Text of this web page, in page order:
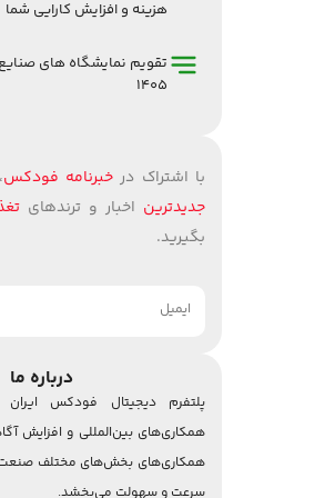
هزینه و افزایش کارایی شما
۱۴۰۵
با اشتراک در خبرنامه فودکس
جدیدترین اخبار و ترندهای
بگیرید.
درباره ما
پلتفرم دیجیتال فودکس
همکاری‌های بین‌المللی و افزایش
همکاری‌های بخش‌های مختلف صنعت
سرعت و سهولت می‌بخشد.